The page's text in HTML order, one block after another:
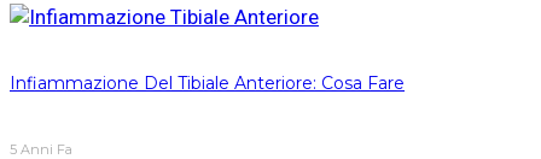
Infiammazione Del Tibiale Anteriore: Cosa Fare
5 Anni Fa